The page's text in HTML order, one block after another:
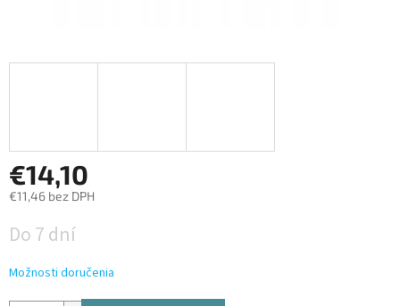
€14,10
€11,46 bez DPH
cena:
Do 7 dní
Možnosti doručenia